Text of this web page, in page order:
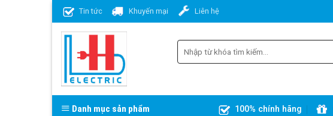
Skip
to
content
Tin tức Khuyến mại Liên hệ
Danh mục sản phẩm 100% chính hãng